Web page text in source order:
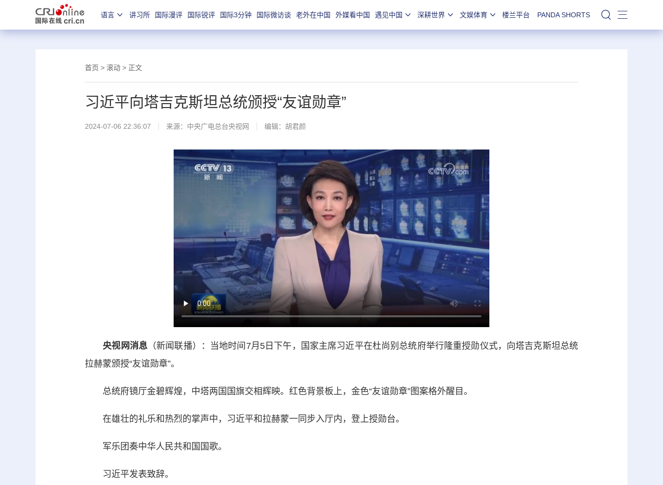
语言 讲习所 国际漫评 国际锐评 国际3分钟 国际微访谈 老外在中国 外媒看中国 遇见中国 深耕世界 文娱体育 楼兰平台 PANDA SHORTS 站内搜索
首页 > 滚动 > 正文
习近平向塔吉克斯坦总统颁授“友谊勋章”
2024-07-06 22:36:07 来源： 中央广电总台央视网 编辑：胡君颜
央视网消息 （新闻联播）：当地时间7月5日下午，国家主席习近平在杜尚别总统府举行隆重授勋仪式，向塔吉克斯坦总统
拉赫蒙颁授“友谊勋章”。
总统府镜厅金碧辉煌，中塔两国国旗交相辉映。红色背景板上，金色“友谊勋章”图案格外醒目。
在雄壮的礼乐和热烈的掌声中，习近平和拉赫蒙一同步入厅内，登上授勋台。
军乐团奏中华人民共和国国歌。
习近平发表致辞。